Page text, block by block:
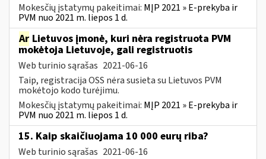
Mokesčių įstatymų pakeitimai: MĮP 2021 » E-prekyba ir
PVM nuo 2021 m. liepos 1 d.
Ar Lietuvos įmonė, kuri nėra registruota PVM
mokėtoja Lietuvoje, gali registruotis
Web turinio sąrašas 2021-06-16
Taip, registracija OSS nėra susieta su Lietuvos PVM
mokėtojo kodo turėjimu.
Mokesčių įstatymų pakeitimai: MĮP 2021 » E-prekyba ir
PVM nuo 2021 m. liepos 1 d.
15. Kaip skaičiuojama 10 000 eurų riba?
Web turinio sąrašas 2021-06-16